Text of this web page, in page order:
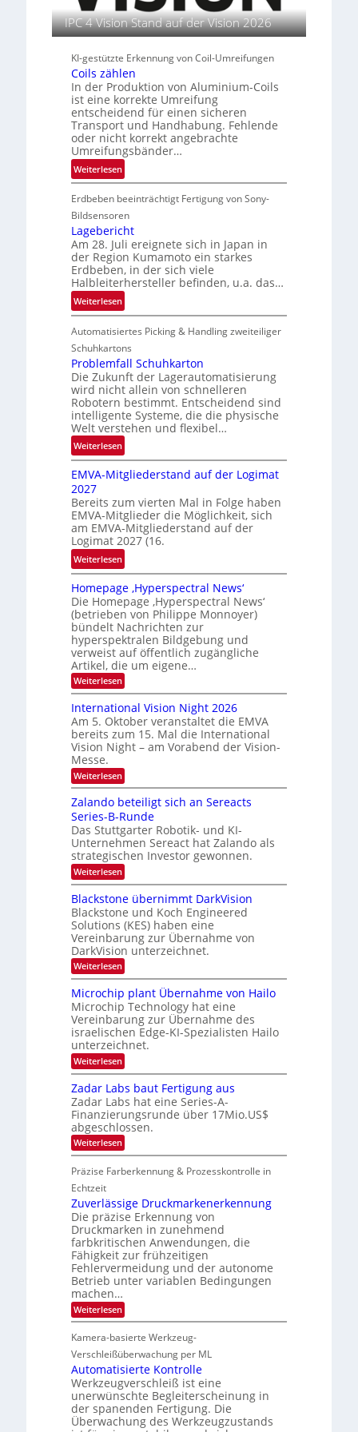
u
t
l
e
i
t
e
r
i
n
IPC 4 Vision Stand auf der Vision 2026
KI-gestützte Erkennung von Coil-Umreifungen
Coils zählen
In der Produktion von Aluminium-Coils
ist eine korrekte Umreifung
entscheidend für einen sicheren
Transport und Handhabung. Fehlende
oder nicht korrekt angebrachte
Umreifungsbänder…
Weiterlesen:
C
o
i
l
s
z
ä
h
l
e
n
Erdbeben beeinträchtigt Fertigung von Sony-
Bildsensoren
Lagebericht
Am 28. Juli ereignete sich in Japan in
der Region Kumamoto ein starkes
Erdbeben, in der sich viele
Halbleiterhersteller befinden, u.a. das…
Weiterlesen:
L
a
g
e
b
e
r
i
c
h
Automatisiertes Picking & Handling zweiteiliger
Schuhkartons
Problemfall Schuhkarton
Die Zukunft der Lagerautomatisierung
wird nicht allein von schnelleren
Robotern bestimmt. Entscheidend sind
intelligente Systeme, die die physische
Welt verstehen und flexibel…
Weiterlesen:
P
r
b
l
e
m
f
l
l
S
c
h
u
h
k
a
r
t
n
EMVA-Mitgliederstand auf der Logimat
2027
Bereits zum vierten Mal in Folge haben
EMVA-Mitglieder die Möglichkeit, sich
am EMVA-Mitgliederstand auf der
Logimat 2027 (16.
Weiterlesen:
E
M
V
A
-
M
i
t
g
l
i
e
d
e
r
s
t
a
n
d
a
d
e
r
L
o
g
i
m
a
t
2
0
2
7
Homepage ‚Hyperspectral News‘
Die Homepage ‚Hyperspectral News‘
(betrieben von Philippe Monnoyer)
bündelt Nachrichten zur
hyperspektralen Bildgebung und
verweist auf öffentlich zugängliche
Artikel, die um eigene…
Weiterlesen:
H
m
e
p
a
e
‚
H
y
p
e
r
s
p
e
c
r
a
l
N
e
w
s
‘
International Vision Night 2026
Am 5. Oktober veranstaltet die EMVA
bereits zum 15. Mal die International
Vision Night – am Vorabend der Vision-
Messe.
Weiterlesen:
I
t
e
r
n
a
t
i
o
n
a
l
V
s
i
o
N
i
g
h
t
2
0
2
6
Zalando beteiligt sich an Sereacts
Series-B-Runde
Das Stuttgarter Robotik- und KI-
Unternehmen Sereact hat Zalando als
strategischen Investor gewonnen.
Weiterlesen:
Z
l
a
n
d
o
b
e
t
e
i
l
g
t
s
i
h
a
n
S
e
r
a
s
S
e
r
i
e
s
-
B
-
R
n
d
e
Blackstone übernimmt DarkVision
Blackstone und Koch Engineered
Solutions (KES) haben eine
Vereinbarung zur Übernahme von
DarkVision unterzeichnet.
Weiterlesen:
B
a
c
k
s
t
o
n
e
ü
b
e
r
n
i
m
m
t
a
r
k
V
i
s
i
o
Microchip plant Übernahme von Hailo
Microchip Technology hat eine
Vereinbarung zur Übernahme des
israelischen Edge-KI-Spezialisten Hailo
unterzeichnet.
Weiterlesen:
M
c
r
o
c
h
i
p
p
n
t
Ü
b
e
r
n
a
h
m
e
o
n
H
a
i
l
o
Zadar Labs baut Fertigung aus
Zadar Labs hat eine Series-A-
Finanzierungsrunde über 17Mio.US$
abgeschlossen.
Weiterlesen:
Z
d
r
L
a
b
s
b
a
u
t
F
e
r
i
g
u
n
g
a
u
s
Präzise Farberkennung & Prozesskontrolle in
Echtzeit
Zuverlässige Druckmarkenerkennung
Die präzise Erkennung von
Druckmarken in zunehmend
farbkritischen Anwendungen, die
Fähigkeit zur frühzeitigen
Fehlervermeidung und der autonome
Betrieb unter variablen Bedingungen
machen…
Weiterlesen:
Z
v
e
l
ä
s
s
i
Kamera-basierte Werkzeug-
Verschleißüberwachung per ML
Automatisierte Kontrolle
Werkzeugverschleiß ist eine
unerwünschte Begleiterscheinung in
der spanenden Fertigung. Die
Überwachung des Werkzeugzustands